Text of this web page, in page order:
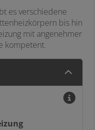
es verschiedene
bis hin
mit angenehmer
kompetent.